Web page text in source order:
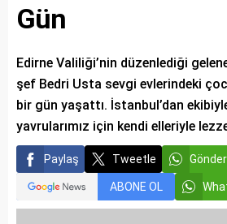
Gün
Edirne Valiliği’nin düzenlediği
şef Bedri Usta sevgi evlerindeki
bir gün yaşattı. İstanbul’dan
yavrularımız için kendi elleriyle
Paylaş Tweetle Gönder
ABONE OL